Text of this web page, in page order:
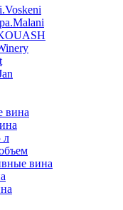
вина
л
вина